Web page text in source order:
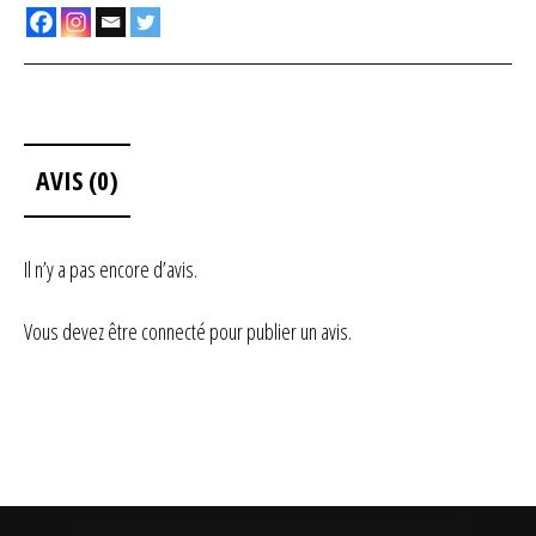
AVIS (0)
Il n’y a pas encore d’avis.
Vous devez être connecté pour publier un avis.